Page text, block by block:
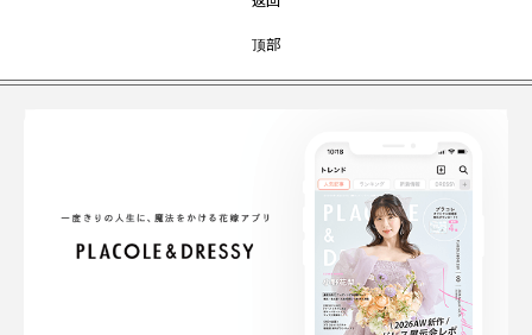
顶部